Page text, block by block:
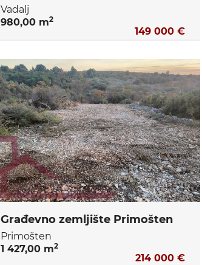
Vadalj
980,00 m2
149 000 €
Građevno zemljište Primošten
Primošten
1 427,00 m2
214 000 €